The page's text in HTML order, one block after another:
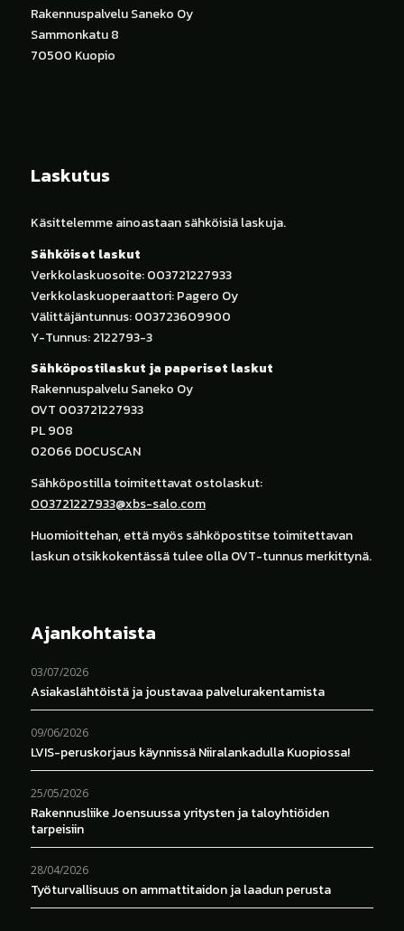
Rakennuspalvelu Saneko Oy
Sammonkatu 8
70500 Kuopio
Laskutus
Käsittelemme ainoastaan sähköisiä laskuja.
Sähköiset laskut
Verkkolaskuosoite: 003721227933
Verkkolaskuoperaattori: Pagero Oy
Välittäjäntunnus: 003723609900
Y-Tunnus: 2122793-3
Sähköpostilaskut ja paperiset laskut
Rakennuspalvelu Saneko Oy
OVT 003721227933
PL 908
02066 DOCUSCAN
Sähköpostilla toimitettavat ostolaskut:
003721227933@xbs-salo.com
Huomioittehan, että myös sähköpostitse toimitettavan
laskun otsikkokentässä tulee olla OVT-tunnus merkittynä.
Ajankohtaista
03/07/2026
Asiakaslähtöistä ja joustavaa palvelurakentamista
09/06/2026
LVIS-peruskorjaus käynnissä Niiralankadulla Kuopiossa!
25/05/2026
Rakennusliike Joensuussa yritysten ja taloyhtiöiden
tarpeisiin
28/04/2026
Työturvallisuus on ammattitaidon ja laadun perusta